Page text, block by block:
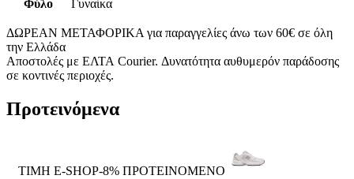
Φύλο
Γυναίκα
ΔΩΡΕΑΝ ΜΕΤΑΦΟΡΙΚΑ για παραγγελίες άνω των 60€ σε όλη
την Ελλάδα
Αποστολές με ΕΛΤΑ Courier. Δυνατότητα αυθυμερόν παράδοσης
σε κοντινές περιοχές.
Προτεινόμενα
ΤΙΜΗ E-SHOP-8% ΠΡΟΤΕΙΝΟΜΕΝΟ